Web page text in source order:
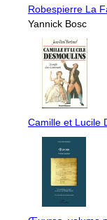
Robespierre La
Yannick Bosc
Camille et Lucile